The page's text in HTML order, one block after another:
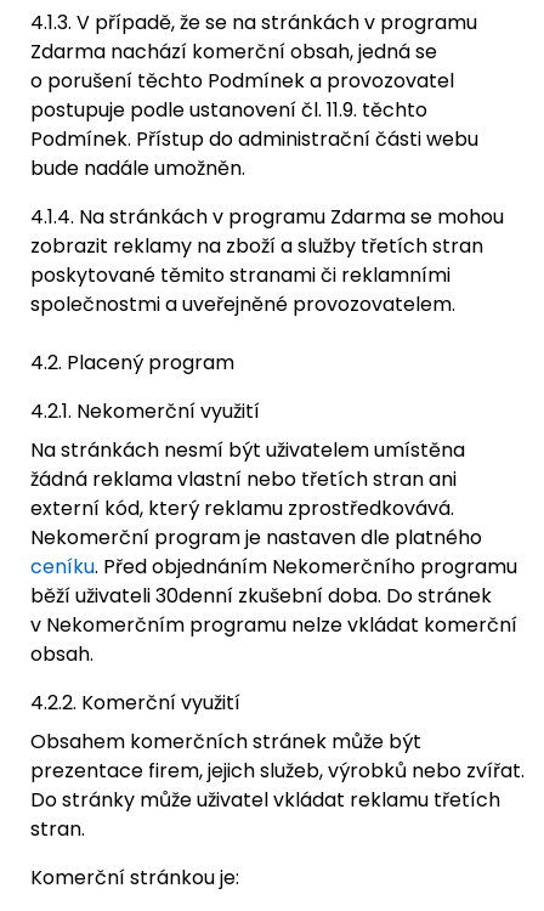
4.1.3. V případě, že se na stránkách v programu
Zdarma nachází komerční obsah, jedná se
o porušení těchto Podmínek a provozovatel
postupuje podle ustanovení čl. 11.9. těchto
Podmínek. Přístup do administrační části webu
bude nadále umožněn.
4.1.4. Na stránkách v programu Zdarma se mohou
zobrazit reklamy na zboží a služby třetích stran
poskytované těmito stranami či reklamními
společnostmi a uveřejněné provozovatelem.
4.2. Placený program
4.2.1. Nekomerční využití
Na stránkách nesmí být uživatelem umístěna
žádná reklama vlastní nebo třetích stran ani
externí kód, který reklamu zprostředkovává.
Nekomerční program je nastaven dle platného
ceníku. Před objednáním Nekomerčního programu
běží uživateli 30denní zkušební doba. Do stránek
v Nekomerčním programu nelze vkládat komerční
obsah.
4.2.2. Komerční využití
Obsahem komerčních stránek může být
prezentace firem, jejich služeb, výrobků nebo zvířat.
Do stránky může uživatel vkládat reklamu třetích
stran.
Komerční stránkou je: